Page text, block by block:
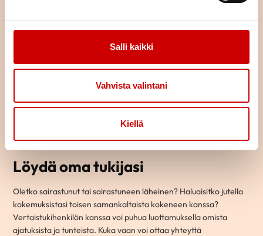
Salli kaikki
Vahvista valintani
Kiellä
Löydä oma tukijasi
Oletko sairastunut tai sairastuneen läheinen? Haluaisitko jutella
kokemuksistasi toisen samankaltaista kokeneen kanssa?
Vertaistukihenkilön kanssa voi puhua luottamuksella omista
ajatuksista ja tunteista. Kuka vaan voi ottaa yhteyttä